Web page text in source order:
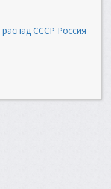
распад СССР Россия